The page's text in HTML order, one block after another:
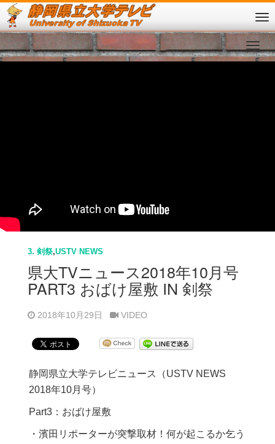
3. 剣祭,USTV NEWS
県大TVニュース2018年10月号
PART3 おばけ屋敷 IN 剣祭
2018年10月29日 VIDEO
静岡県立大学テレビニュース（USTV NEWS
2018年10月号）
Part3：おばけ屋敷
・濱田リポーターが突撃取材！何が起こるか乞う